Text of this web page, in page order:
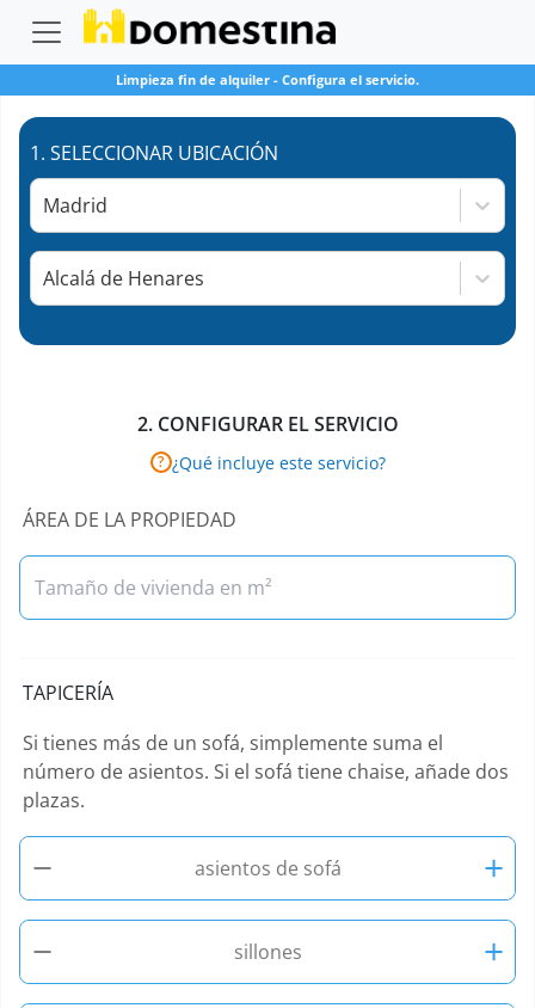
Limpieza fin de alquiler - Configura el servicio.
1. SELECCIONAR UBICACIÓN
Madrid
Alcalá de Henares
2. CONFIGURAR EL SERVICIO
? ¿Qué incluye este servicio?
ÁREA DE LA PROPIEDAD
TAPICERÍA
Si tienes más de un sofá, simplemente suma el
número de asientos. Si el sofá tiene chaise, añade dos
plazas.
− asientos de sofá
+
−
sillones
+